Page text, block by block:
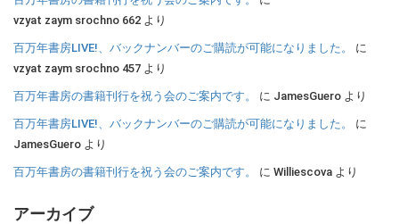
vzyat zaym srochno 662 より
百万年書房LIVE!、バックナンバーのご購読が可能になりました。
に
vzyat zaym srochno 457 より
百万年書房の書籍刊行を祝う会のご案内です。 に JamesGuero より
百万年書房LIVE!、バックナンバーのご購読が可能になりました。
に
JamesGuero より
百万年書房の書籍刊行を祝う会のご案内です。 に Williescova より
アーカイブ